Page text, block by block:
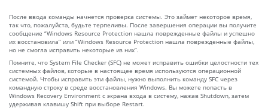
После ввода команды начнется проверка системы. Это займет некоторое время,
так что, пожалуйста, будьте терпеливы. После завершения операции вы получите
сообщение “Windows Resource Protection нашла поврежденные файлы и успешно
их восстановила” или “Windows Resource Protection нашла поврежденные файлы,
но не смогла исправить некоторые из них”.
Помните, что System File Checker (SFC) не может исправить ошибки целостности тех
системных файлов, которые в настоящее время используются операционной
системой. Чтобы исправить эти файлы, нужно выполнить команду SFC через
командную строку в среде восстановления Windows. Вы можете попасть в
Windows Recovery Environment с экрана входа в систему, нажав Shutdown, затем
удерживая клавишу Shift при выборе Restart.